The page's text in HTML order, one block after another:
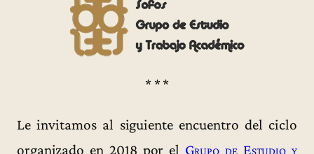
* * *
Le invitamos al siguiente encuentro del ciclo
organizado en 2018 por el Grupo de Estudio y